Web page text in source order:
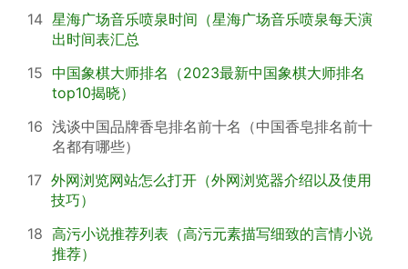
14 星海广场音乐喷泉时间（星海广场音乐喷泉每天演
出时间表汇总
15 中国象棋大师排名（2023最新中国象棋大师排名
top10揭晓）
16 浅谈中国品牌香皂排名前十名（中国香皂排名前十
名都有哪些）
17 外网浏览网站怎么打开（外网浏览器介绍以及使用
技巧）
18 高污小说推荐列表（高污元素描写细致的言情小说
推荐）